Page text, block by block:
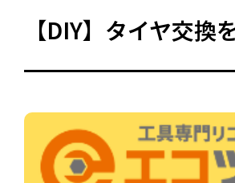
【DIY】タイヤ交